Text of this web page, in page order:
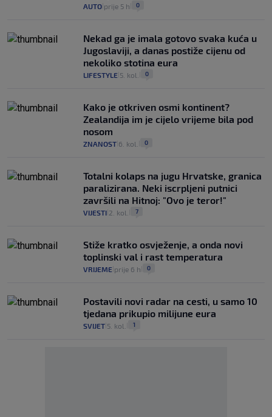
AUTO prije 5 h 0
Nekad ga je imala gotovo svaka kuća u
Jugoslaviji, a danas postiže cijenu od
nekoliko stotina eura
LIFESTYLE 5. kol. 0
Kako je otkriven osmi kontinent?
Zealandija im je cijelo vrijeme bila pod
nosom
ZNANOST 6. kol. 0
Totalni kolaps na jugu Hrvatske, granica
paralizirana. Neki iscrpljeni putnici
završili na Hitnoj: "Ovo je teror!"
VIJESTI 2. kol. 7
Stiže kratko osvježenje, a onda novi
toplinski val i rast temperatura
VRIJEME prije 6 h 0
Postavili novi radar na cesti, u samo 10
tjedana prikupio milijune eura
SVIJET 5. kol. 1